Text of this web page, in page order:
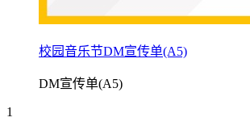
校园音乐节DM宣传单(A5)
DM宣传单(A5)
1